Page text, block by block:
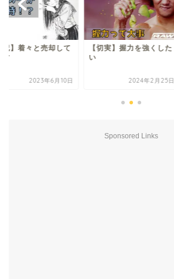
実】握力を強くした
2024年2月25日
【納得】投資は一種の宗
教なのかもしれない
2022年11月21日
Sponsored Links